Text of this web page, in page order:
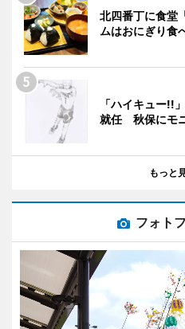
北四番丁に食堂
ムはおにぎり食
「ハイキュー!!
就任 秋保にモ
もっと
フォト